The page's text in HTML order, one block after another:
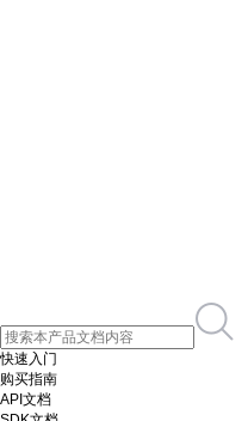
快速入门
购买指南
API文档